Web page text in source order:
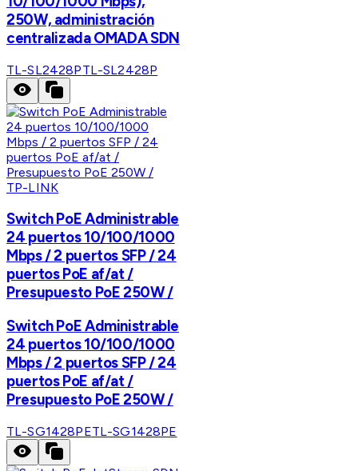
250W, administración
centralizada OMADA SDN
TL-SL2428PTL-SL2428P
TP-LINK
Switch PoE Administrable
24 puertos 10/100/1000
Mbps / 2 puertos SFP / 24
puertos PoE af/at /
Presupuesto PoE 250W /
Switch PoE Administrable
24 puertos 10/100/1000
Mbps / 2 puertos SFP / 24
puertos PoE af/at /
Presupuesto PoE 250W /
TL-SG1428PETL-SG1428PE